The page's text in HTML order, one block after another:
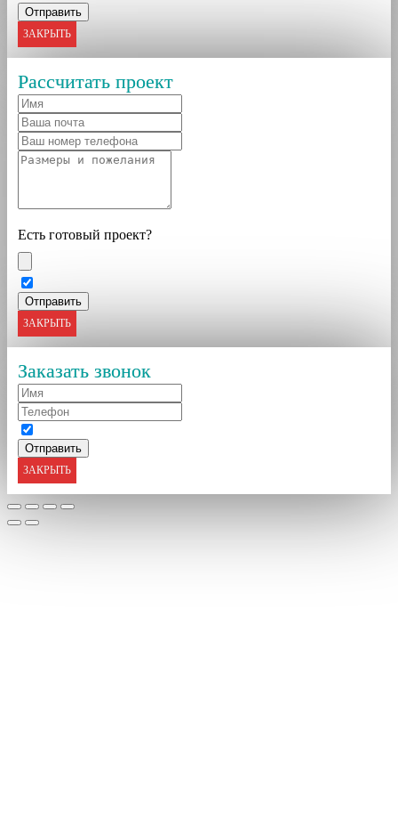
ЗАКРЫТЬ
Рассчитать проект
Есть готовый проект?
ЗАКРЫТЬ
Заказать звонок
ЗАКРЫТЬ